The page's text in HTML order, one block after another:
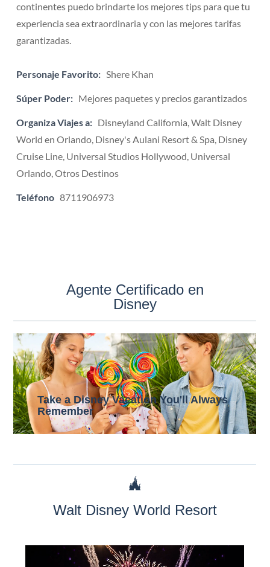
continentes puedo brindarte los mejores tips para que tu
experiencia sea extraordinaria y con las mejores tarifas
garantizadas.
Personaje Favorito: Shere Khan
Súper Poder: Mejores paquetes y precios garantizados
Organiza Viajes a: Disneyland California, Walt Disney
World en Orlando, Disney's Aulani Resort & Spa, Disney
Cruise Line, Universal Studios Hollywood, Universal
Orlando, Otros Destinos
Teléfono 8711906973